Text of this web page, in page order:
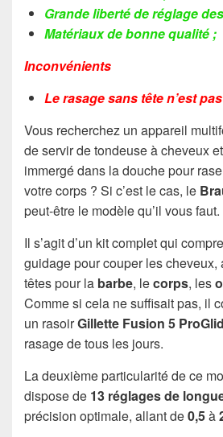
Grande liberté de réglage
Matériaux de bonne qualité ;
Inconvénients
Le rasage sans tête n’est
Vous recherchez un appareil
de servir de tondeuse à cheveux
immergé dans la douche pour
votre corps ? Si c’est le cas, le
peut-être le modèle qu’il vous faut.
Il s’agit d’un kit complet qui
guidage pour couper les cheveux,
têtes pour la barbe, lecorps, les
Comme si cela ne suffisait pas, il
un rasoirGillette Fusion 5
rasage de tous les jours.
La deuxième particularité de ce
dispose de 13 réglages de
précision optimale, allant de0,5à